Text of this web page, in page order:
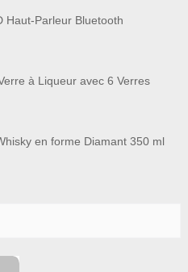
Haut-Parleur Bluetooth
à Liqueur avec 6 Verres
en forme Diamant 350 ml